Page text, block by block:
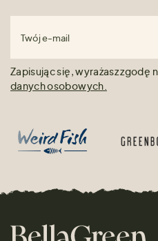
Twój e-mail
Zapisując się, wyrażasz zgodę
danych osobowych.